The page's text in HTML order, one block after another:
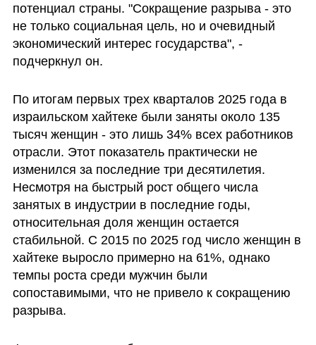
потенциал страны. "Сокращение разрыва - это
не только социальная цель, но и очевидный
экономический интерес государства", -
подчеркнул он.
По итогам первых трех кварталов 2025 года в
израильском хайтеке были заняты около 135
тысяч женщин - это лишь 34% всех работников
отрасли. Этот показатель практически не
изменился за последние три десятилетия.
Несмотря на быстрый рост общего числа
занятых в индустрии в последние годы,
относительная доля женщин остается
стабильной. С 2015 по 2025 год число женщин в
хайтеке выросло примерно на 61%, однако
темпы роста среди мужчин были
сопоставимыми, что не привело к сокращению
разрыва.